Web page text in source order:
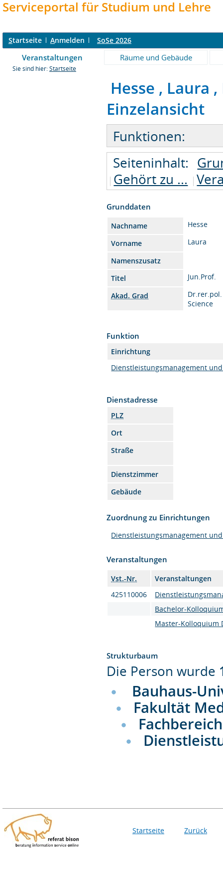
Serviceportal für Studium und Lehre
Startseite Anmelden SoSe 2026
Veranstaltungen Räume und Gebäude
Sie sind hier: Startseite
Hesse , Laura
Einzelansicht
Funktionen:
Seiteninhalt:
Gehört zu ...
Grunddaten
Nachname
Hesse
Vorname
Laura
Namenszusatz
Titel
Jun.Prof.
Akad. Grad
Science
Funktion
Einrichtung
Dienstleistungsmanagement
Dienstadresse
PLZ
Ort
Straße
Dienstzimmer
Gebäude
Zuordnung zu Einrichtungen
Dienstleistungsmanagement
Veranstaltungen
Vst.-Nr.
Veranstaltungen
425110006
Bachelor-
Master-Kolloquium
Strukturbaum
Die Person wurde
Bauhaus-
Fakultät
Startseite Zurück